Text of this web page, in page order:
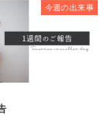
今週の出来事